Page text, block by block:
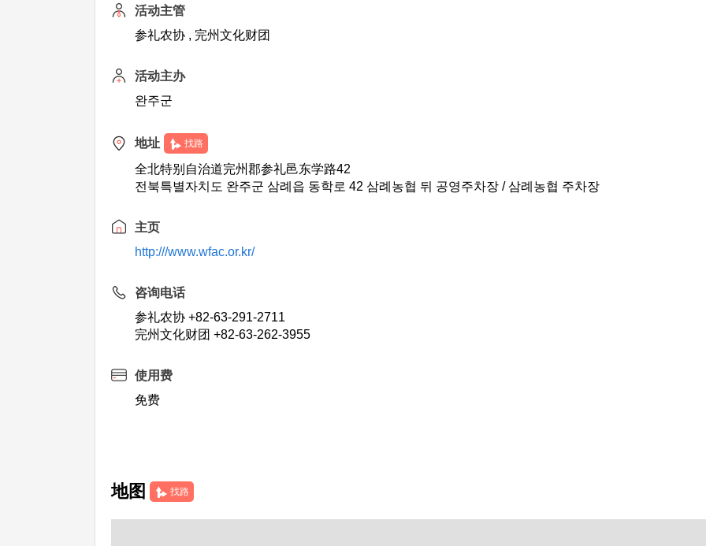
活动主管
参礼农协 , 完州文化财团
活动主办
완주군
地址 找路
全北特别自治道完州郡参礼邑东学路42
전북특별자치도 완주군 삼례읍 동학로 42 삼례농협 뒤 공영주차장 / 삼례농협 주차장
主页
http:///www.wfac.or.kr/
咨询电话
参礼农协 +82-63-291-2711
完州文化财团 +82-63-262-3955
使用费
免费
地图 找路